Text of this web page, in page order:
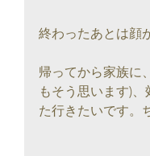
終わったあとは顔
帰ってから家族に
もそう思います)
た行きたいです。